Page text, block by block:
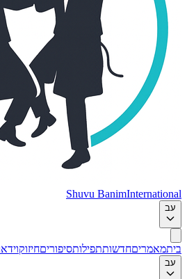
Shuvu BanimInternational
עב
ביתמאמריםחדשותתפילותסיפוריםחיזוק
עב